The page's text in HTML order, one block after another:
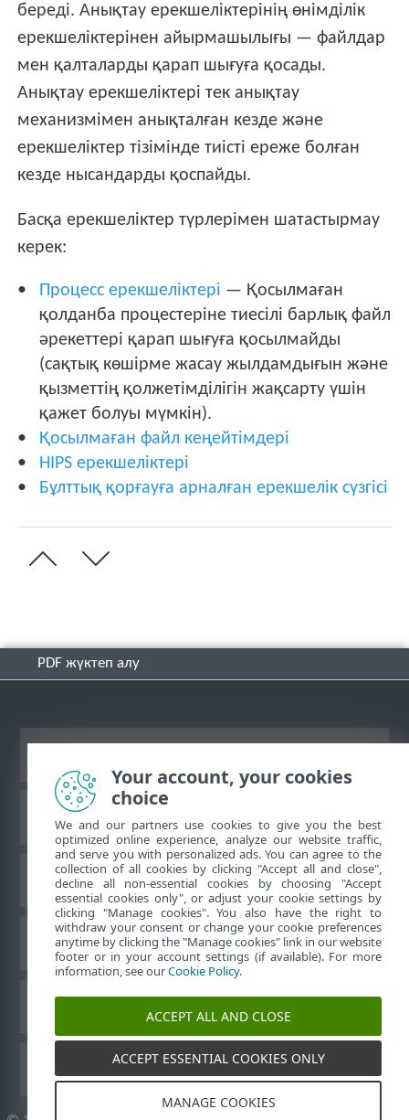
береді. Анықтау ерекшеліктерінің өнімділік
ерекшеліктерінен айырмашылығы — файлдар
мен қалталарды қарап шығуға қосады.
Анықтау ерекшеліктері тек анықтау
механизмімен анықталған кезде және
ерекшеліктер тізімінде тиісті ереже болған
кезде нысандарды қоспайды.
Басқа ерекшеліктер түрлерімен шатастырмау
керек:
Процесс ерекшеліктері — Қосылмаған
қолданба процестеріне тиесілі барлық файл
әрекеттері қарап шығуға қосылмайды
(сақтық көшірме жасау жылдамдығын және
қызметтің қолжетімділігін жақсарту үшін
қажет болуы мүмкін).
Қосылмаған файл кеңейтімдері
HIPS ерекшеліктері
Бұлттық қорғауға арналған ерекшелік сүзгісі
PDF жүктеп алу
ESET білім қоры
ESET форумы
Аймақтық қолдау
ESET пайдаланушы нұсқаулықтары
Your account, your cookies
choice
We and our partners use cookies to give you the best
optimized online experience, analyze our website traffic,
and serve you with personalized ads. You can agree to the
collection of all cookies by clicking "Accept all and close",
decline all non-essential cookies by choosing "Accept
essential cookies only", or adjust your cookie settings by
clicking "Manage cookies". You also have the right to
withdraw your consent or change your cookie preferences
anytime by clicking the "Manage cookies" link in our website
footer or in your account settings (if available). For more
information, see ourCookie Policy.
ACCEPT ALL AND CLOSE
ACCEPT ESSENTIAL COOKIES ONLY
MANAGE COOKIES